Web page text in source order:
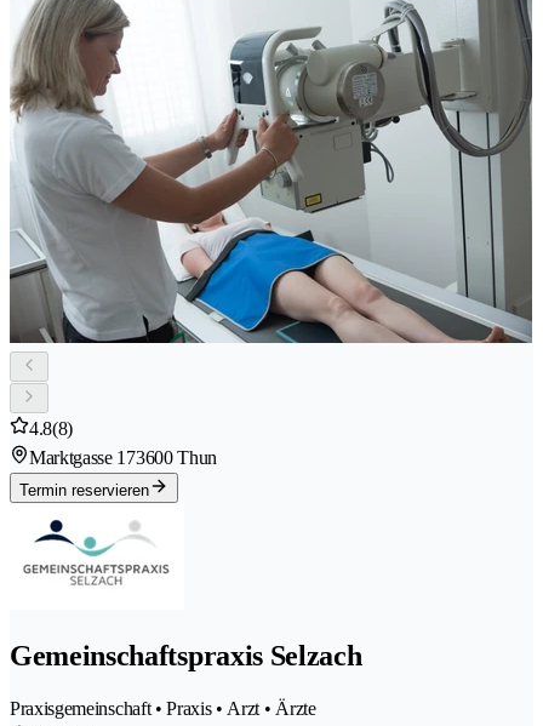
4.8(8)
Marktgasse 173600 Thun
Termin reservieren
Gemeinschaftspraxis Selzach
Praxisgemeinschaft • Praxis • Arzt • Ärzte